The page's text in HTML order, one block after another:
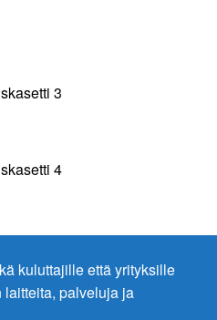
kuluttajille että yrityksille
palveluja ja